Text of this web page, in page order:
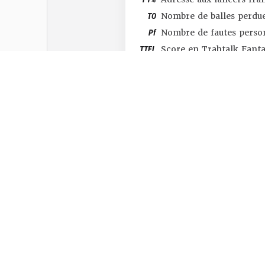
TO Nombre de balles
Pf Nombre de fautes
TTFL Score en Trahtalk